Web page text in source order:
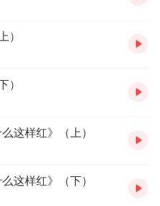
）
）
这样红》（上）
这样红》（下）